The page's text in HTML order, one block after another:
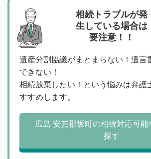
相続トラブルが発
生している場合は
要注意！！
遺産分割協議がまとまらない！遺言
できない！
相続放棄したい！という悩みは弁護
すすめします。
広島 安芸郡坂町の相続対応可能
探す